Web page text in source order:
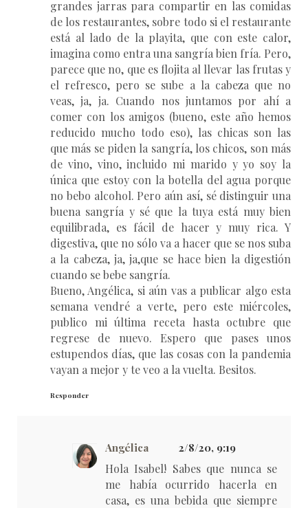
grandes jarras para compartir en las comidas
de los restaurantes, sobre todo si el restaurante
está al lado de la playita, que con este calor,
imagina como entra una sangría bien fría. Pero,
parece que no, que es flojita al llevar las frutas y
el refresco, pero se sube a la cabeza que no
veas, ja, ja. Cuando nos juntamos por ahí a
comer con los amigos (bueno, este año hemos
reducido mucho todo eso), las chicas son las
que más se piden la sangría, los chicos, son más
de vino, vino, incluido mi marido y yo soy la
única que estoy con la botella del agua porque
no bebo alcohol. Pero aún así, sé distinguir una
buena sangría y sé que la tuya está muy bien
equilibrada, es fácil de hacer y muy rica. Y
digestiva, que no sólo va a hacer que se nos suba
a la cabeza, ja, ja,que se hace bien la digestión
cuando se bebe sangría.
Bueno, Angélica, si aún vas a publicar algo esta
semana vendré a verte, pero este miércoles,
publico mi última receta hasta octubre que
regrese de nuevo. Espero que pases unos
estupendos días, que las cosas con la pandemia
vayan a mejor y te veo a la vuelta. Besitos.
Responder
Angélica 2/8/20, 9:19
Hola Isabel! Sabes que nunca se
me había ocurrido hacerla en
casa, es una bebida que siempre